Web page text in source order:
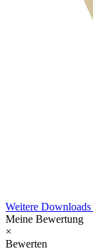
Weitere Downloads
Meine Bewertung
×
Bewerten